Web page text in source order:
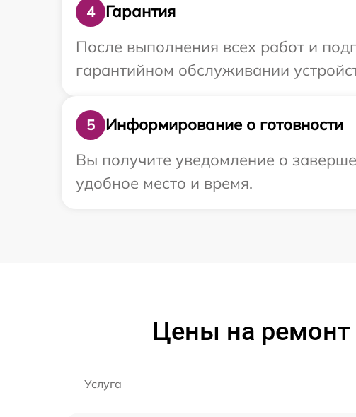
4
Гарантия
После выполнения всех работ и
гарантийном обслуживании
5
Информирование о готовности
Вы получите уведомление о
удобное место и время.
Цены на ремонт
Услуга